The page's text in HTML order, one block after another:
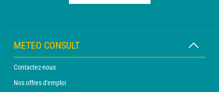
METEO CONSULT
Contactez-nous
Nos offres d'emploi